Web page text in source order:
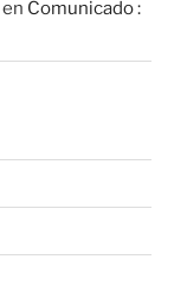
en Comunicado :